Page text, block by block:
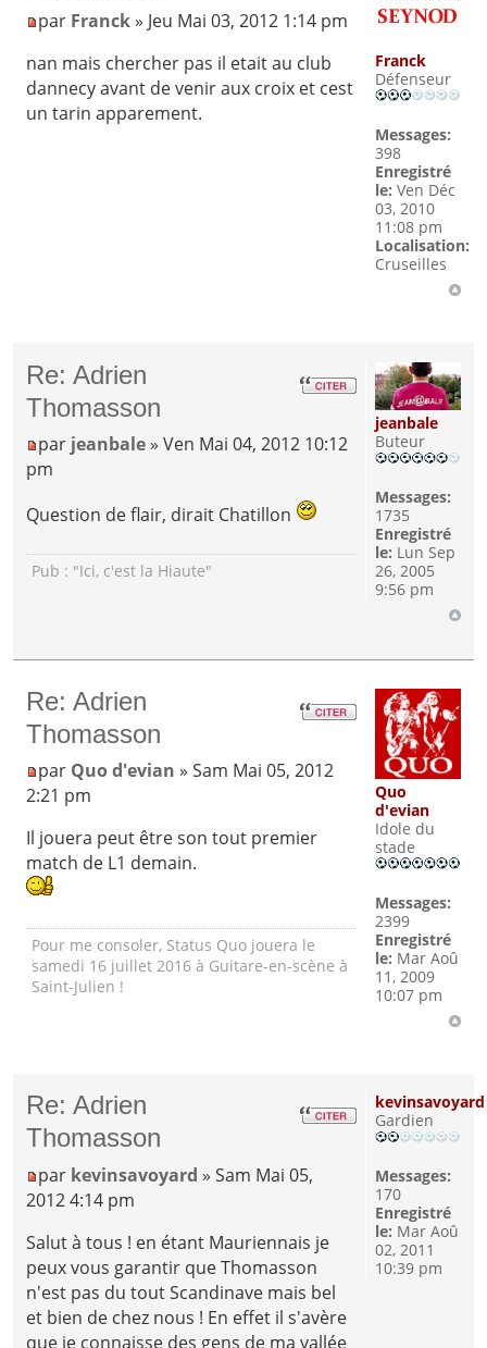
par Franck» Jeu Mai 03, 2012 1:14 pm
nan mais chercher pas il etait au club
dannecy avant de venir aux croix et cest
un tarin apparement.
Franck
Défenseur
Messages:
398
Enregistré
le: Ven Déc
03, 2010
11:08 pm
Localisation:
Cruseilles
Re: Adrien
Thomasson
par jeanbale » Ven Mai 04, 2012 10:12
pm
Question de flair, dirait Chatillon
Pub : "Ici, c'est la Hiaute"
jeanbale
Buteur
Messages:
1735
Enregistré
le: Lun Sep
26, 2005
9:56 pm
Re: Adrien
Thomasson
par Quo d'evian » Sam Mai 05, 2012
2:21 pm
Il jouera peut être son tout premier
match de L1 demain.
Pour me consoler, Status Quo jouera le
samedi 16 juillet 2016 à Guitare-en-scène à
Saint-Julien !
Quo
d'evian
Idole du
stade
Messages:
2399
Enregistré
le: Mar Aoû
11, 2009
10:07 pm
Re: Adrien
Thomasson
par kevinsavoyard » Sam Mai 05,
2012 4:14 pm
Salut à tous ! en étant Mauriennais je
peux vous garantir que Thomasson
n'est pas du tout Scandinave mais bel
et bien de chez nous ! En effet il s'avère
que je connaisse des gens de ma vallée
kevinsavoyard
Gardien
Messages:
170
Enregistré
le: Mar Aoû
02, 2011
10:39 pm